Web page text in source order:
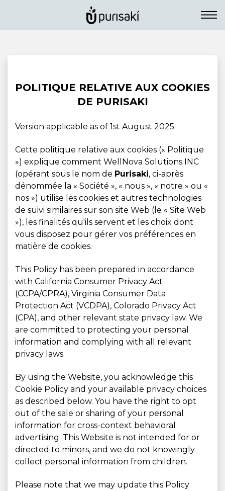
POLITIQUE RELATIVE AUX COOKIES
DE PURISAKI
Version applicable as of 1st August 2025
Cette politique relative aux cookies (« Politique
») explique comment WellNova Solutions INC
(opérant sous le nom de Purisaki, ci-après
dénommée la « Société », « nous », « notre » ou «
nos ») utilise les cookies et autres technologies
de suivi similaires sur son site Web (le « Site Web
»), les finalités qu'ils servent et les choix dont
vous disposez pour gérer vos préférences en
matière de cookies.
This Policy has been prepared in accordance
with California Consumer Privacy Act
(CCPA/CPRA), Virginia Consumer Data
Protection Act (VCDPA), Colorado Privacy Act
(CPA), and other relevant state privacy law. We
are committed to protecting your personal
information and complying with all relevant
privacy laws.
By using the Website, you acknowledge this
Cookie Policy and your available privacy choices
as described below. You have the right to opt
out of the sale or sharing of your personal
information for cross-context behavioral
advertising. This Website is not intended for or
directed to minors, and we do not knowingly
collect personal information from children.
Please note that we may update this Policy